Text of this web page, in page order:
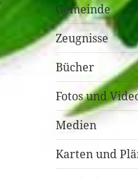
Gemeinde
Zeugnisse
Bücher
Fotos und
Medien
Karten und